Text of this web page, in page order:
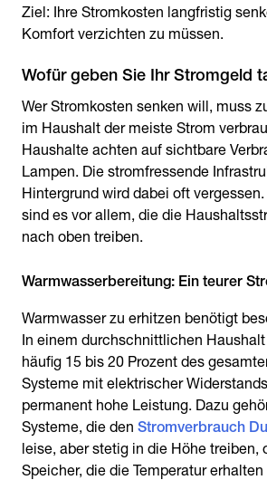
Ziel: Ihre Stromkosten langfristig
Komfort verzichten zu müssen.
Wer Stromkosten senken will, muss
im Haushalt der meiste Strom
Haushalte achten auf sichtbare
Lampen. Die stromfressende
Hintergrund wird dabei oft
sind es vor allem, die die
nach oben treiben.
Warmwasserbereitung: Ein teurer
Warmwasser zu erhitzen benötigt
In einem durchschnittlichen
häufig 15 bis 20 Prozent des
Systeme mit elektrischer
permanent hohe Leistung. Dazu
Systeme, die den Stromverbrauch
leise, aber stetig in die Höhe treiben,
Speicher, die die Temperatur